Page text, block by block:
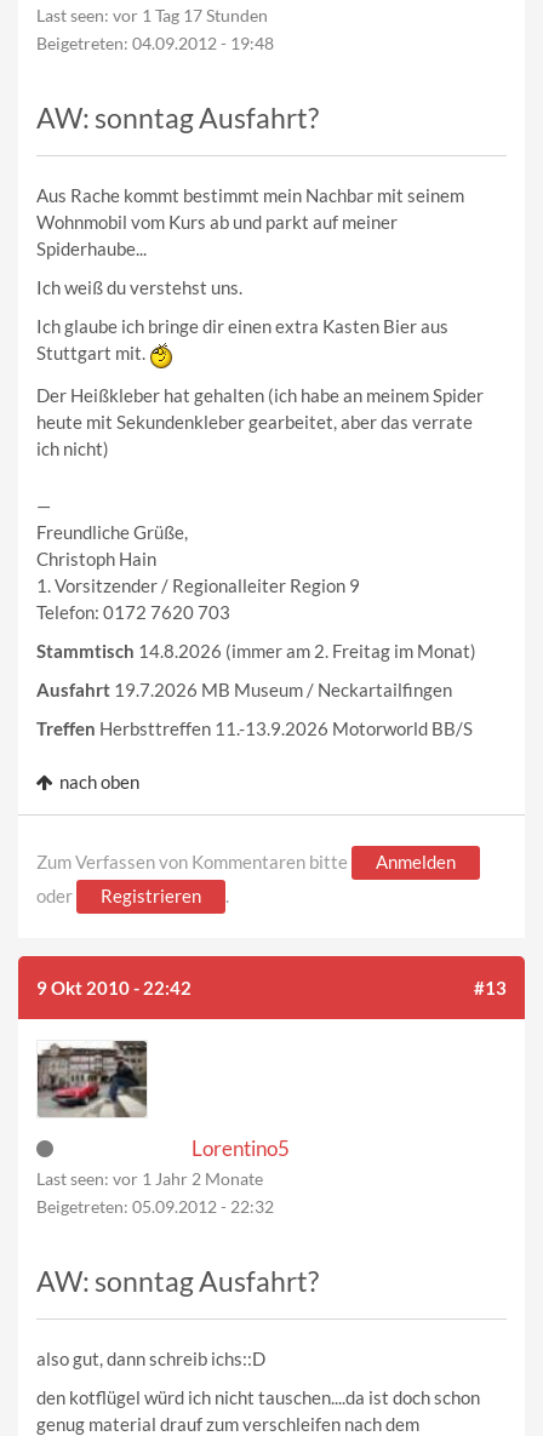
Last seen: vor 1 Tag 17 Stunden
Beigetreten: 04.09.2012 - 19:48
AW: sonntag Ausfahrt?
Aus Rache kommt bestimmt mein Nachbar mit seinem
Wohnmobil vom Kurs ab und parkt auf meiner
Spiderhaube...
Ich weiß du verstehst uns.
Ich glaube ich bringe dir einen extra Kasten Bier aus
Stuttgart mit.
Der Heißkleber hat gehalten (ich habe an meinem Spider
heute mit Sekundenkleber gearbeitet, aber das verrate
ich nicht)
—
Freundliche Grüße,
Christoph Hain
1. Vorsitzender / Regionalleiter Region 9
Telefon: 0172 7620 703
Stammtisch 14.8.2026 (immer am 2. Freitag im Monat)
Ausfahrt 19.7.2026 MB Museum / Neckartailfingen
Treffen Herbsttreffen 11.-13.9.2026 Motorworld BB/S
nach oben
Zum Verfassen von Kommentaren bitte
Anmelden
oder
Registrieren .
9 Okt 2010 - 22:42 #13
Lorentino5
Last seen: vor 1 Jahr 2 Monate
Beigetreten: 05.09.2012 - 22:32
AW: sonntag Ausfahrt?
also gut, dann schreib ichs::D
den kotflügel würd ich nicht tauschen....da ist doch schon
genug material drauf zum verschleifen nach dem